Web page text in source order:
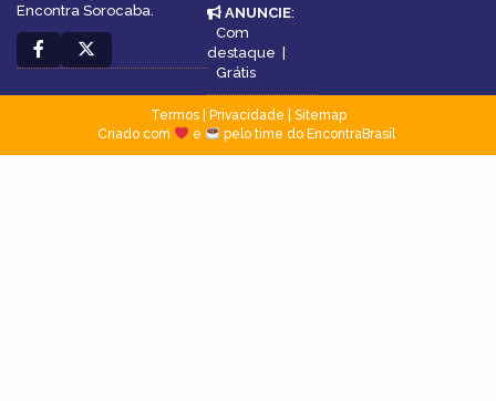
Encontra Sorocaba.
ANUNCIE:
Com
destaque |
Grátis
Termos| Privacidade
Sitemap
Criado com
e pelo time do EncontraBrasil